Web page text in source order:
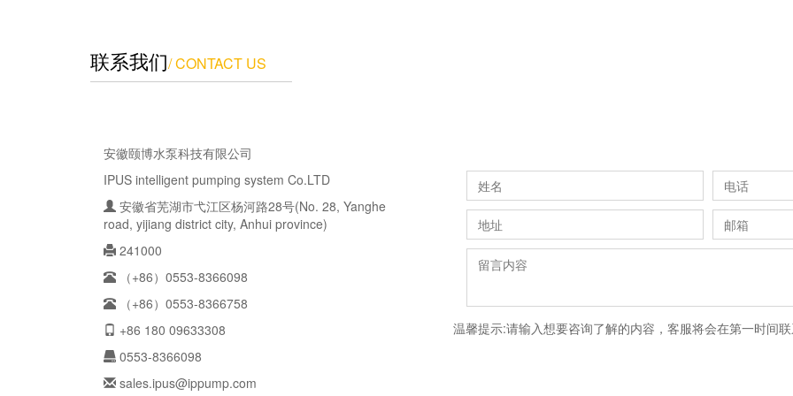
联系我们/ CONTACT US
安徽颐博水泵科技有限公司
IPUS intelligent pumping system Co.LTD
安徽省芜湖市弋江区杨河路28号(No. 28, Yanghe
road, yijiang district city, Anhui province)
241000
（+86）0553-8366098
（+86）0553-8366758
+86 180 09633308
0553-8366098
sales.ipus@ippump.com
温馨提示:请输入想要咨询了解的内容，客服将会在第一时间联